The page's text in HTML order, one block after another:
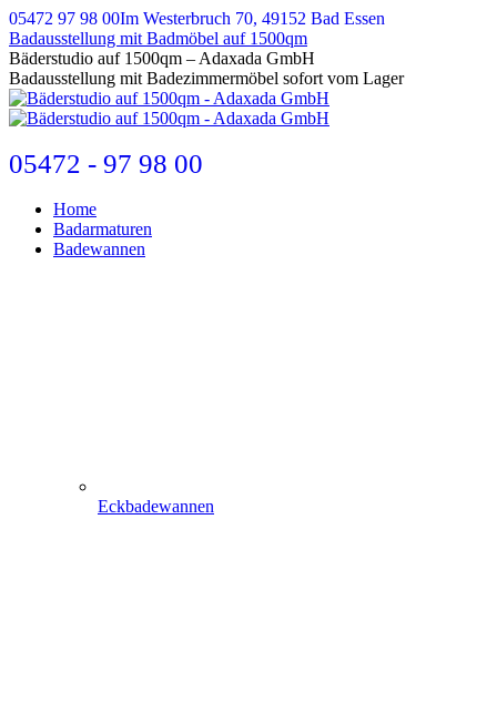
Zum
Inhalt
springen
05472 97 98 00Im Westerbruch 70, 49152 Bad Essen
Badausstellung mit Badmöbel auf 1500qm
E-
Mail
page
opens
new
window
Bäderstudio auf 1500qm – Adaxada GmbH
Badausstellung mit Badezimmermöbel sofort vom Lager
05472 - 97 98 00
Home
Badarmaturen
Badewannen
Eckbadewannen